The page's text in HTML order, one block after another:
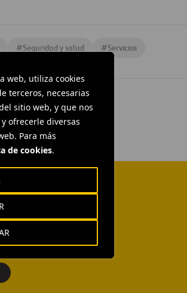
web, utiliza cookies
terceros, necesarias
sitio web, y que nos
ofrecerle diversas
Para más
de cookies.
#Seguridad y salud #Servicios